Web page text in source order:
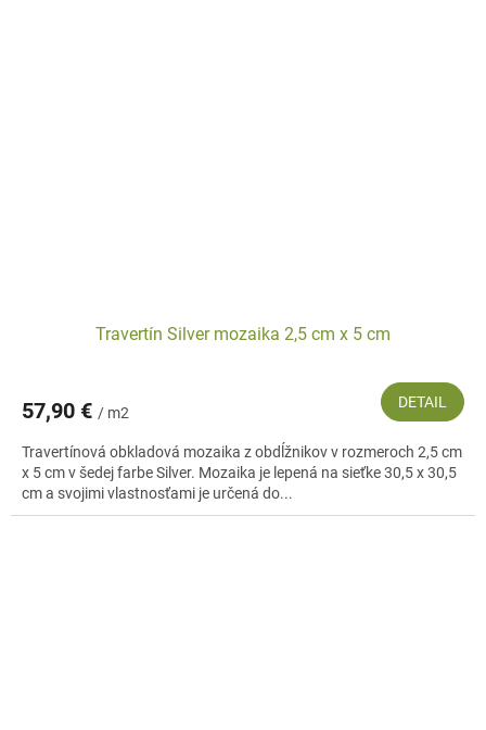
Travertín Silver mozaika 2,5 cm x 5 cm
57,90 € / m2
DETAIL
Travertínová obkladová mozaika z obdĺžnikov v rozmeroch 2,5 cm
x 5 cm v šedej farbe Silver. Mozaika je lepená na sieťke 30,5 x 30,5
cm a svojimi vlastnosťami je určená do...